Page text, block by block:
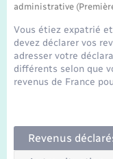
administrative
Vous étiez expatrié
devez déclarer vos
adresser votre
différents selon que
revenus de France
Revenus